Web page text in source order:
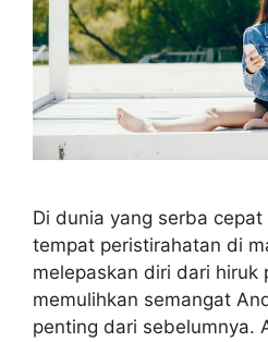
Di dunia yang serba
tempat peristirahatan di
melepaskan diri dari hiruk
memulihkan semangat
penting dari sebelumnya.